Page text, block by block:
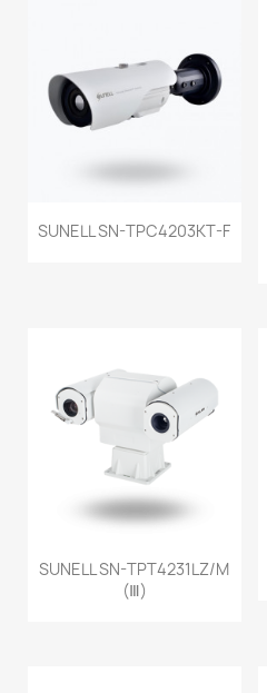
SUNELL SN-TPC4203KT-F
SUNELL SN-TPT4231LZ/M
(Ⅲ)